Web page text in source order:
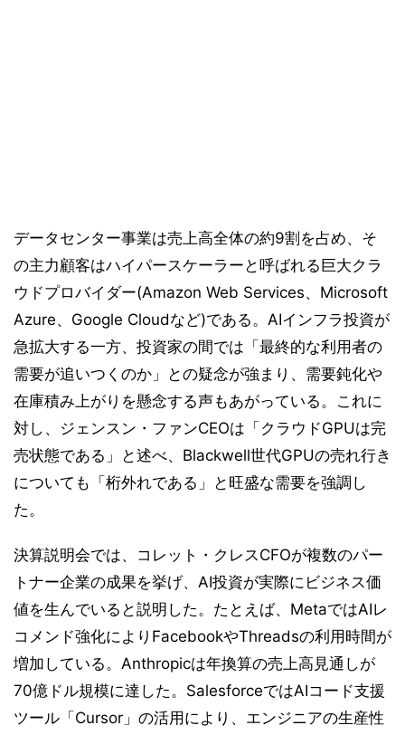
データセンター事業は売上高全体の約9割を占め、そ
の主力顧客はハイパースケーラーと呼ばれる巨大クラ
ウドプロバイダー(Amazon Web Services、Microsoft
Azure、Google Cloudなど)である。AIインフラ投資が
急拡大する一方、投資家の間では「最終的な利用者の
需要が追いつくのか」との疑念が強まり、需要鈍化や
在庫積み上がりを懸念する声もあがっている。これに
対し、ジェンスン・ファンCEOは「クラウドGPUは完
売状態である」と述べ、Blackwell世代GPUの売れ行き
についても「桁外れである」と旺盛な需要を強調し
た。
決算説明会では、コレット・クレスCFOが複数のパー
トナー企業の成果を挙げ、AI投資が実際にビジネス価
値を生んでいると説明した。たとえば、MetaではAIレ
コメンド強化によりFacebookやThreadsの利用時間が
増加している。Anthropicは年換算の売上高見通しが
70億ドル規模に達した。SalesforceではAIコード支援
ツール「Cursor」の活用により、エンジニアの生産性